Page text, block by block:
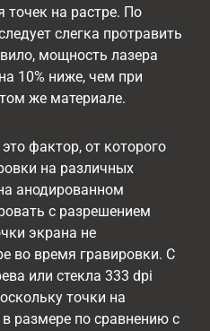
точек на растре. По
слегка протравить
мощность лазера
10% ниже, чем при
же материале.
фактор, от которого
на различных
анодированном
с разрешением
экрана не
во время гравировки. С
или стекла 333 dpi
точки на
размере по сравнению с